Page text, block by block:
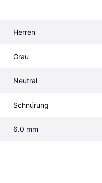
Herren
Grau
Neutral
Schnürung
6.0 mm